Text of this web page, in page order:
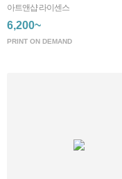
아트앤샵 라이센스
6,200~
PRINT ON DEMAND